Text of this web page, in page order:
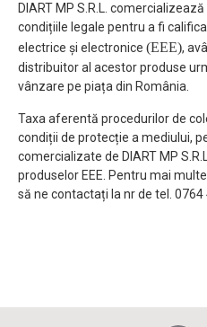
DIART MP S.R.L.
condițiile legale pentru a fi
electrice și electronice (EEE),
distribuitor al acestor produse
vânzare pe piața din România.
Taxa aferentă procedurilor de
condiții de protecție a mediului,
comercializate de DIART MP
produselor EEE. Pentru mai
să ne contactați la nr de tel. 0764